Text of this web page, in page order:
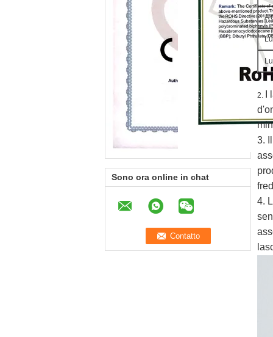
Sono ora online in chat
A
2.
3.
4.